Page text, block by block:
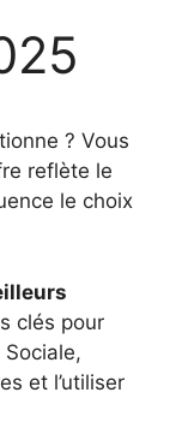
? Vous
reflète le
le choix
clés pour
et l’utiliser